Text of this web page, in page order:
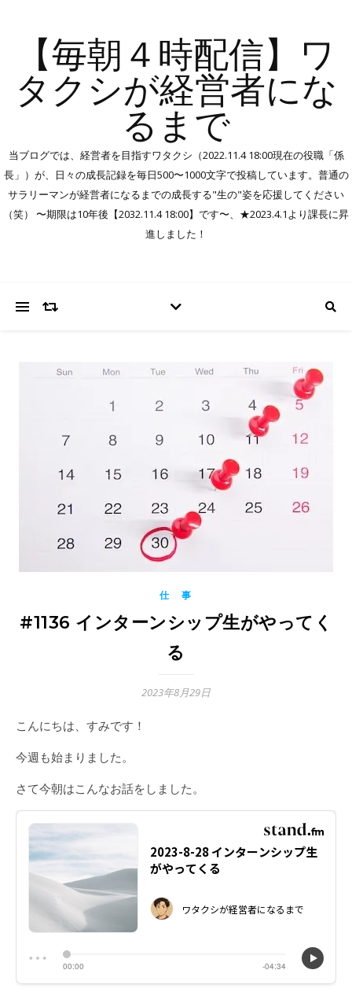
【毎朝４時配信】ワ
タクシが経営者にな
るまで
当ブログでは、経営者を目指すワタクシ（2022.11.4 18:00現在の役職「係
長」）が、日々の成長記録を毎日500〜1000文字で投稿しています。普通の
サラリーマンが経営者になるまでの成長する"生の"姿を応援してください
（笑） 〜期限は10年後【2032.11.4 18:00】です〜、★2023.4.1より課長に昇
進しました！
仕 事
#1136 インターンシップ生がやってく
る
2023年8月29日
こんにちは、すみです！
今週も始まりました。
さて今朝はこんなお話をしました。